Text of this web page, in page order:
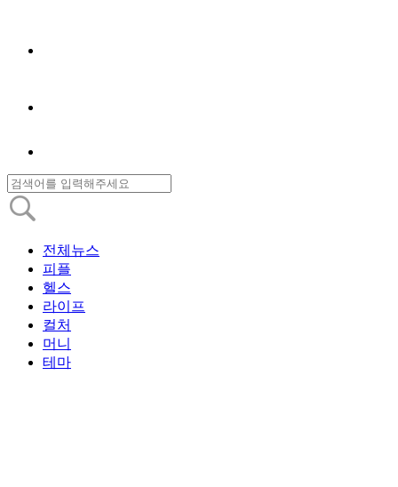
전체뉴스
피플
헬스
라이프
컬처
머니
테마